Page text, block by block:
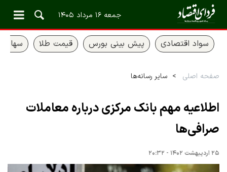
جمعه ۱۶ مرداد ۱۴۰۵
سواد اقتصادی پیش بینی بورس قیمت طلا سهام
صفحه اصلی سایر رسانه‌ها
اطلاعیه مهم بانک مرکزی درباره معاملات
صرافی‌ها
۲۵ اردیبهشت ۱۴۰۲ - ۲۰:۳۲